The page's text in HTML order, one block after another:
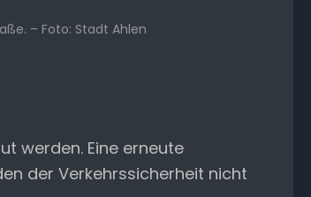
– Foto: Stadt Ahlen
werden. Eine erneute
der Verkehrssicherheit nicht